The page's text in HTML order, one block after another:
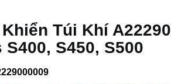
Túi Khí
S400, S450, S500